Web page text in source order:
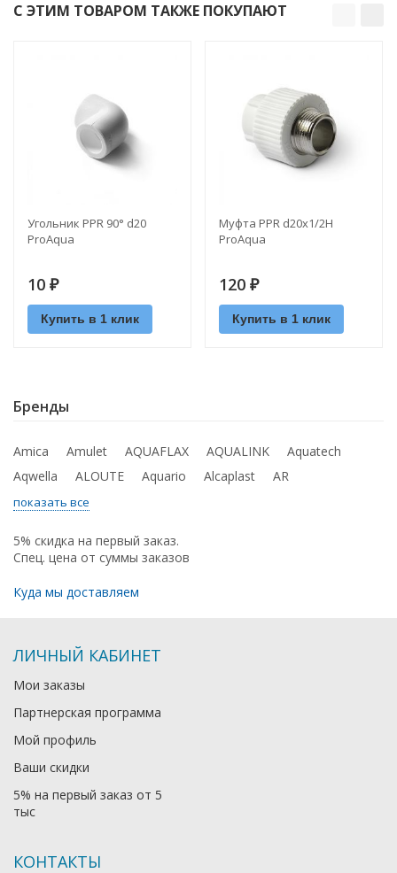
С ЭТИМ ТОВАРОМ ТАКЖЕ ПОКУПАЮТ
Угольник PPR 90° d20
ProAquа
10 ₽
Купить в 1 клик
Муфта PPR d20х1/2Н
ProAquа
120 ₽
Купить в 1 клик
Бренды
Amica Amulet AQUAFLAX AQUALINK
Aquatech
Aqwella
ALOUTE Aquario Alcaplast AR
показать все
5% скидка на первый заказ.
Спец. цена от суммы заказов
Куда мы доставляем
ЛИЧНЫЙ КАБИНЕТ
Мои заказы
Партнерская программа
Мой профиль
Ваши скидки
5% на первый заказ от 5
тыс
КОНТАКТЫ